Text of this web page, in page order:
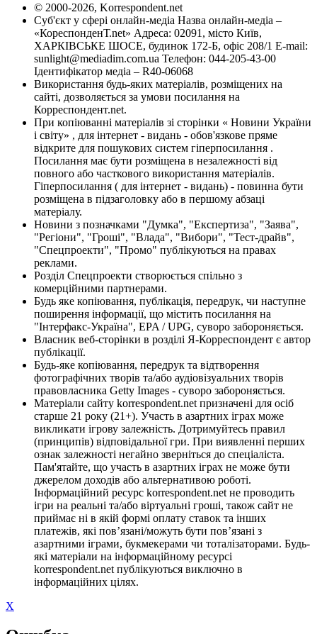
© 2000-2026, Korrespondent.net
Суб'єкт у сфері онлайн-медіа Назва онлайн-медіа –
«КореспонденТ.net» Адреса: 02091, місто Київ,
ХАРКІВСЬКЕ ШОСЕ, будинок 172-Б, офіс 208/1 E-mail:
sunlight@mediadim.com.ua Телефон: 044-205-43-00
Ідентифікатор медіа – R40-06068
Використання будь-яких матеріалів, розміщених на
сайті, дозволяється за умови посилання на
Корреспондент.net.
При копіюванні матеріалів зі сторінки « Новини України
і світу» , для інтернет - видань - обов'язкове пряме
відкрите для пошукових систем гіперпосилання .
Посилання має бути розміщена в незалежності від
повного або часткового використання матеріалів.
Гіперпосилання ( для інтернет - видань) - повинна бути
розміщена в підзаголовку або в першому абзаці
матеріалу.
Новини з позначками "Думка", "Експертиза", "Заява",
"Регіони", "Гроші", "Влада", "Вибори", "Тест-драйв",
"Спецпроекти", "Промо" публікуються на правах
реклами.
Розділ Спецпроекти створюється спільно з
комерційними партнерами.
Будь яке копіювання, публікація, передрук, чи наступне
поширення інформації, що містить посилання на
"Інтерфакс-Україна", EPA / UPG, суворо забороняється.
Власник веб-сторінки в розділі Я-Корреспондент є автор
публікації.
Будь-яке копіювання, передрук та відтворення
фотографічних творів та/або аудіовізуальних творів
правовласника Getty Images - суворо забороняється.
Матеріали сайту korrespondent.net призначені для осіб
старше 21 року (21+). Участь в азартних іграх може
викликати ігрову залежність. Дотримуйтесь правил
(принципів) відповідальної гри. При виявленні перших
ознак залежності негайно зверніться до спеціаліста.
Пам'ятайте, що участь в азартних іграх не може бути
джерелом доходів або альтернативою роботі.
Інформаційний ресурс korrespondent.net не проводить
ігри на реальні та/або віртуальні гроші, також сайт не
приймає ні в якій формі оплату ставок та інших
платежів, які пов’язані/можуть бути пов’язані з
азартними іграми, букмекерами чи тоталізаторами. Будь-
які матеріали на інформаційному ресурсі
korrespondent.net публікуються виключно в
інформаційних цілях.
X